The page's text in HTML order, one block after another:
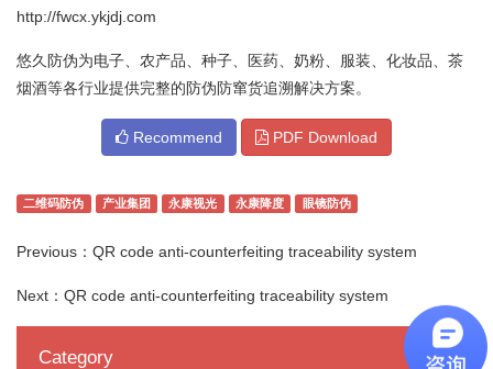
http://fwcx.ykjdj.com
悠久防伪为电子、农产品、种子、医药、奶粉、服装、化妆品、茶
烟酒等各行业提供完整的防伪防窜货追溯解决方案。
Recommend PDF Download
二维码防伪 产业集团 永康视光 永康降度 眼镜防伪
Previous： QR code anti-counterfeiting traceability system
Next： QR code anti-counterfeiting traceability system
Category